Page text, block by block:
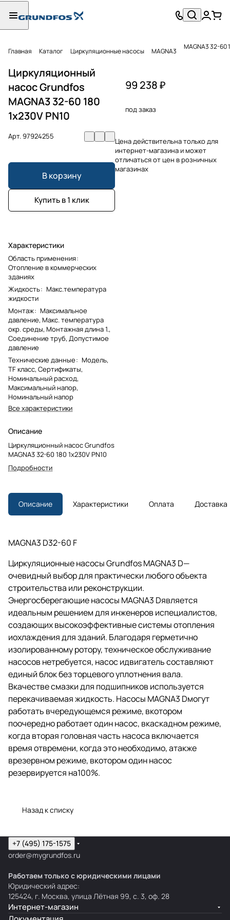
Главная Каталог Циркуляционные насосы MAGNA3 MAGNA3 32-60
Циркуляционный
насос Grundfos
MAGNA3 32-60 180
1x230V PN10
Арт.97924255
В корзину
Купить в 1 клик
Характеристики
Область применения:
Отопление в коммерческих
зданиях
Жидкость: Макс.температура
жидкости
Монтаж: Максимальное
давление, Макс. температура
окр. среды, Монтажная длина 1.,
Соединение труб, Допустимое
давление
Технические данные: Модель,
TF класс, Сертификаты,
Номинальный расход,
Максимальный напор,
Номинальный напор
Все характеристики
Описание
Циркуляционный насос Grundfos
MAGNA3 32-60 180 1x230V PN10
Подробности
99 238 ₽
под заказ
Цена действительна только для
интернет-магазина и может
отличаться от цен в розничных
магазинах
Описание Характеристики Оплата Доставка
MAGNA3 D32-60 F
Циркуляционные насосы Grundfos MAGNA3 D—
очевидный выбор для практически любого объекта
строительства или реконструкции.
Энергосберегающие насосы MAGNA3 Dявляется
идеальным решением для инженеров испециалистов,
создающих высокоэффективные системы отопления
иохлаждения для зданий. Благодаря герметично
изолированному ротору, техническое обслуживание
насосов нетребуется, насос идвигатель составляют
единый блок без торцевого уплотнения вала.
Вкачестве смазки для подшипников используется
перекачиваемая жидкость. Насосы MAGNA3 Dмогут
работать вчередующемся режиме, вкотором
поочередно работает один насос, вкаскадном режиме,
когда вторая головная часть насоса включается
время отвремени, когда это необходимо, атакже
врезервном режиме, вкотором один насос
резервируется на100%.
Назад к списку
+7 (495) 175-1575
order@mygrundfos.ru
Работаем только с юридическими лицами
Юридический адрес:
125424, г. Москва, улица Лётная 99, с. 3, оф. 28
Интернет-магазин